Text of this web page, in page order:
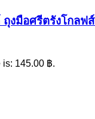
งมือศรีตรังโกล
is: 145.00 ฿.